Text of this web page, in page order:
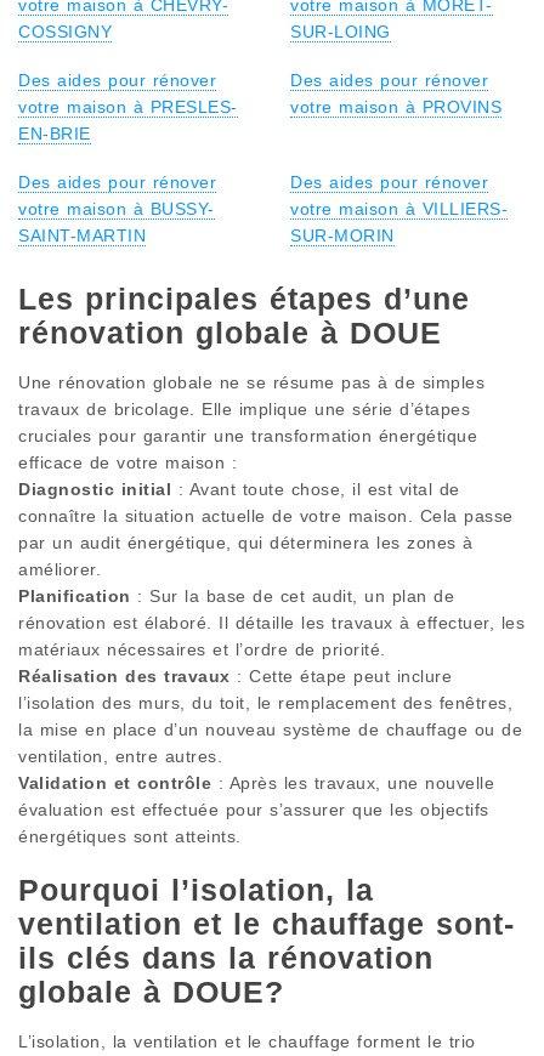
votre maison à CHEVRY-
COSSIGNY
votre maison à MORET-
SUR-LOING
Des aides pour rénover
votre maison à PRESLES-
EN-BRIE
Des aides pour rénover
votre maison à PROVINS
Des aides pour rénover
votre maison à BUSSY-
SAINT-MARTIN
Des aides pour rénover
votre maison à VILLIERS-
SUR-MORIN
Les principales étapes d’une
rénovation globale à DOUE
Une rénovation globale ne se résume pas à de simples
travaux de bricolage. Elle implique une série d’étapes
cruciales pour garantir une transformation énergétique
efficace de votre maison :
Diagnostic initial : Avant toute chose, il est vital de
connaître la situation actuelle de votre maison. Cela passe
par un audit énergétique, qui déterminera les zones à
améliorer.
Planification : Sur la base de cet audit, un plan de
rénovation est élaboré. Il détaille les travaux à effectuer, les
matériaux nécessaires et l’ordre de priorité.
Réalisation des travaux : Cette étape peut inclure
l’isolation des murs, du toit, le remplacement des fenêtres,
la mise en place d’un nouveau système de chauffage ou de
ventilation, entre autres.
Validation et contrôle : Après les travaux, une nouvelle
évaluation est effectuée pour s’assurer que les objectifs
énergétiques sont atteints.
Pourquoi l’isolation, la
ventilation et le chauffage sont-
ils clés dans la rénovation
globale à DOUE?
L’isolation, la ventilation et le chauffage forment le trio